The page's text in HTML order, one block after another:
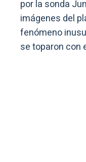
por la sonda
imágenes del
fenómeno
se toparon con